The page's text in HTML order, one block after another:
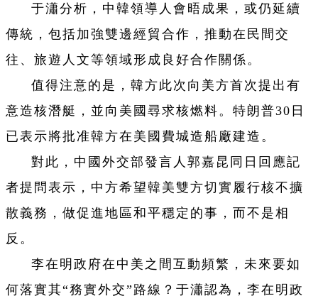
于瀟分析，中韓領導人會晤成果，或仍延續
傳統，包括加強雙邊經貿合作，推動在民間交
往、旅遊人文等領域形成良好合作關係。
值得注意的是，韓方此次向美方首次提出有
意造核潛艇，並向美國尋求核燃料。特朗普30日
已表示將批准韓方在美國費城造船廠建造。
對此，中國外交部發言人郭嘉昆同日回應記
者提問表示，中方希望韓美雙方切實履行核不擴
散義務，做促進地區和平穩定的事，而不是相
反。
李在明政府在中美之間互動頻繁，未來要如
何落實其“務實外交”路線？于瀟認為，李在明政